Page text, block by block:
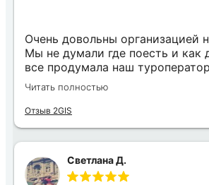
Очень довольны организацией
Мы не думали где поесть и как
все продумала наш
в котором мы жили находится в
в шаговой доступности
достопримечательностей и
Читать полностью
Отзыв 2GIS
Светлана Д.